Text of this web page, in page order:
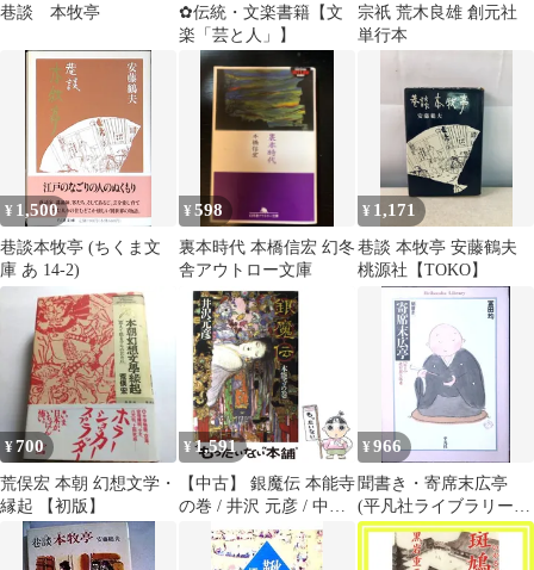
巷談 本牧亭
✿伝統・文楽書籍【文
楽「芸と人」】
宗祇 荒木良雄 創元社
単行本
¥ 1,500
巷談本牧亭 (ちくま文
庫 あ 14-2)
¥598
裏本時代 本橋信宏 幻冬
舎アウトロー文庫
¥ 1,171
巷談 本牧亭 安藤鶴夫
桃源社【TOKO】
¥700
荒俣宏 本朝 幻想文学・
縁起 【初版】
¥1,591
【中古】 銀魔伝 本能寺
の巻 / 井沢 元彦 / 中央
公論新社
¥966
聞書き・寄席末広亭
(平凡社ライブラリー
と 5-1) 北村 銀太郎; 冨
田 均